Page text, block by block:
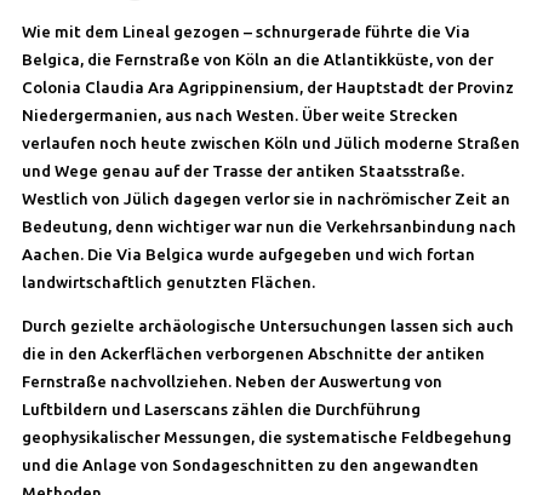
Wie mit dem Lineal gezogen – schnurgerade führte die Via
Belgica, die Fernstraße von Köln an die Atlantikküste, von der
Colonia Claudia Ara Agrippinensium, der Hauptstadt der Provinz
Niedergermanien, aus nach Westen. Über weite Strecken
verlaufen noch heute zwischen Köln und Jülich moderne Straßen
und Wege genau auf der Trasse der antiken Staatsstraße.
Westlich von Jülich dagegen verlor sie in nachrömischer Zeit an
Bedeutung, denn wichtiger war nun die Verkehrsanbindung nach
Aachen. Die Via Belgica wurde aufgegeben und wich fortan
landwirtschaftlich genutzten Flächen.
Durch gezielte archäologische Untersuchungen lassen sich auch
die in den Ackerflächen verborgenen Abschnitte der antiken
Fernstraße nachvollziehen. Neben der Auswertung von
Luftbildern und Laserscans zählen die Durchführung
geophysikalischer Messungen, die systematische Feldbegehung
und die Anlage von Sondageschnitten zu den angewandten